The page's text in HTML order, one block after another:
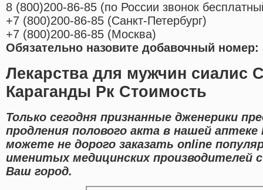
8 (800)200-86-85 (по России звонок
+7 (800)200-86-85 (Санкт-Петербург)
+7 (800)200-86-85 (Москва)
Обязательно назовите добавочный номер:
Лекарства для мужчин сиалис
Караганды Рк Стоимость
Только сегодня признанные дженерики
продления полового акта в нашей
можете не дорого заказать online
именитых медицинских производителей
Ваш город.